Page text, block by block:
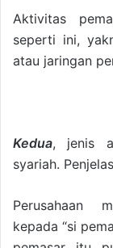
Aktivitas
seperti ini,
atau jaringan
Kedua, jenis
syariah.
Perusahaan
kepada “si